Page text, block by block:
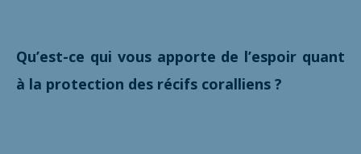
Qu’est-ce qui vous apporte de l’espoir quant
à la protection des récifs coralliens ?